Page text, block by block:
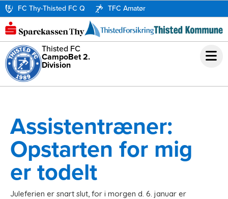
FC Thy-Thisted FC Q TFC Amatør
Thisted FC
CampoBet 2.
Division
Assistentræner:
Opstarten for mig
er todelt
Juleferien er snart slut, for i morgen d. 6. januar er